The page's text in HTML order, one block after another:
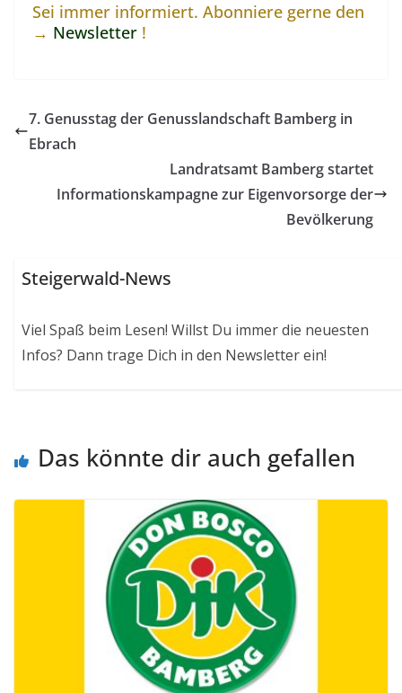
Sei immer informiert. Abonniere gerne den
→ Newsletter !
7. Genusstag der Genusslandschaft Bamberg in
Ebrach
Landratsamt Bamberg startet
Informationskampagne zur Eigenvorsorge der
Bevölkerung
Steigerwald-News
Viel Spaß beim Lesen! Willst Du immer die neuesten
Infos? Dann trage Dich in den Newsletter ein!
Das könnte dir auch gefallen